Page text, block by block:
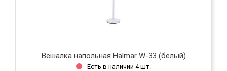
Вешалка напольная Halmar W-33 (белый)
Есть в наличии 4 шт.